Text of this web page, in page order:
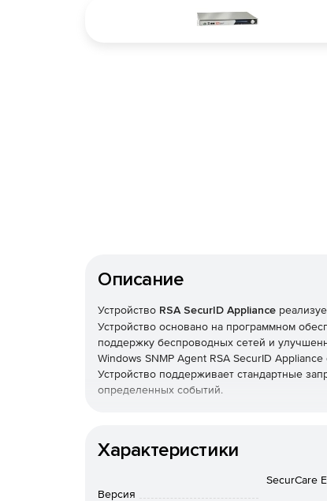
Описание
Устройство RSA SecurID Appliance
Устройство основано на программном
поддержку беспроводных сетей и
Windows SNMP Agent RSA SecurID
Устройство поддерживает стандартные
определенных событий.
RSA SecurID Appliance for Large
Характеристики
Версия
SecurCare